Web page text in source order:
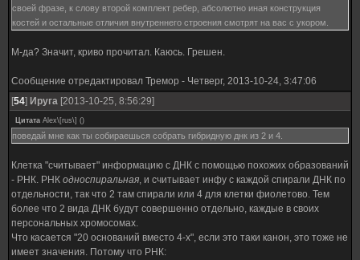
своей фразе, к слову второй комплект ребер, абсолютно иная конструкция
костей и остальные отличия внутреннего строения смотрят на вас с укором.
М-да? Значит, криво прочитал. Каюсь. Грешен.
Сообщение отредактировал Тремор - Четверг, 2013-10-24, 3:47:06
[54] Ируга [2013-10-25, 8:56:29]
Цитата Alex\[rus\] ()
поведай мне как ты собираешься собрать гибридную днк из 2 и 4.
Клетка "считывает" информацию с ДНК с помощью похожих образований
- РНК. РНК односпиральная, и считывает инфу с каждой спирали ДНК по
отдельности, так что 2 там спирали или 4 для клетки фиолетово. Тем
более что 2 вида ДНК будут совершенно отдельно, каждые в своих
персональных хромосомах.
Что касается "20 оснований вместо 4-х", если это таки канон, это тоже не
имеет значения. Потому что РНК: